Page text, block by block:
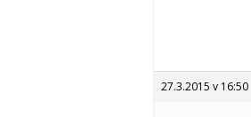
27.3.2015 v 16:50